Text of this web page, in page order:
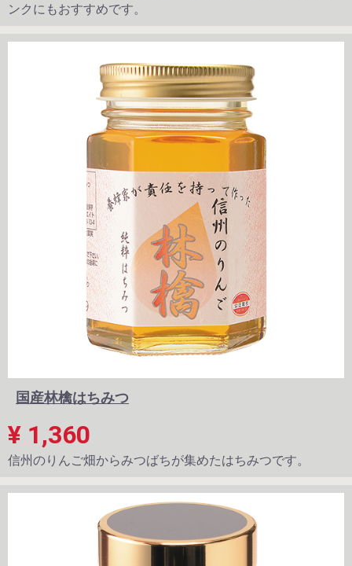
ンクにもおすすめです。
国産林檎はちみつ
¥ 1,360
信州のりんご畑からみつばちが集めたはちみつです。